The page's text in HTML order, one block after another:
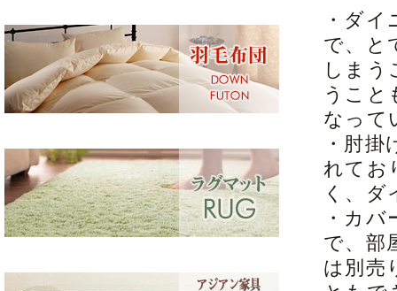
・ダ
で、と
しまう
うこと
なって
・肘
れてお
く、ダ
・カ
で、部
は別売